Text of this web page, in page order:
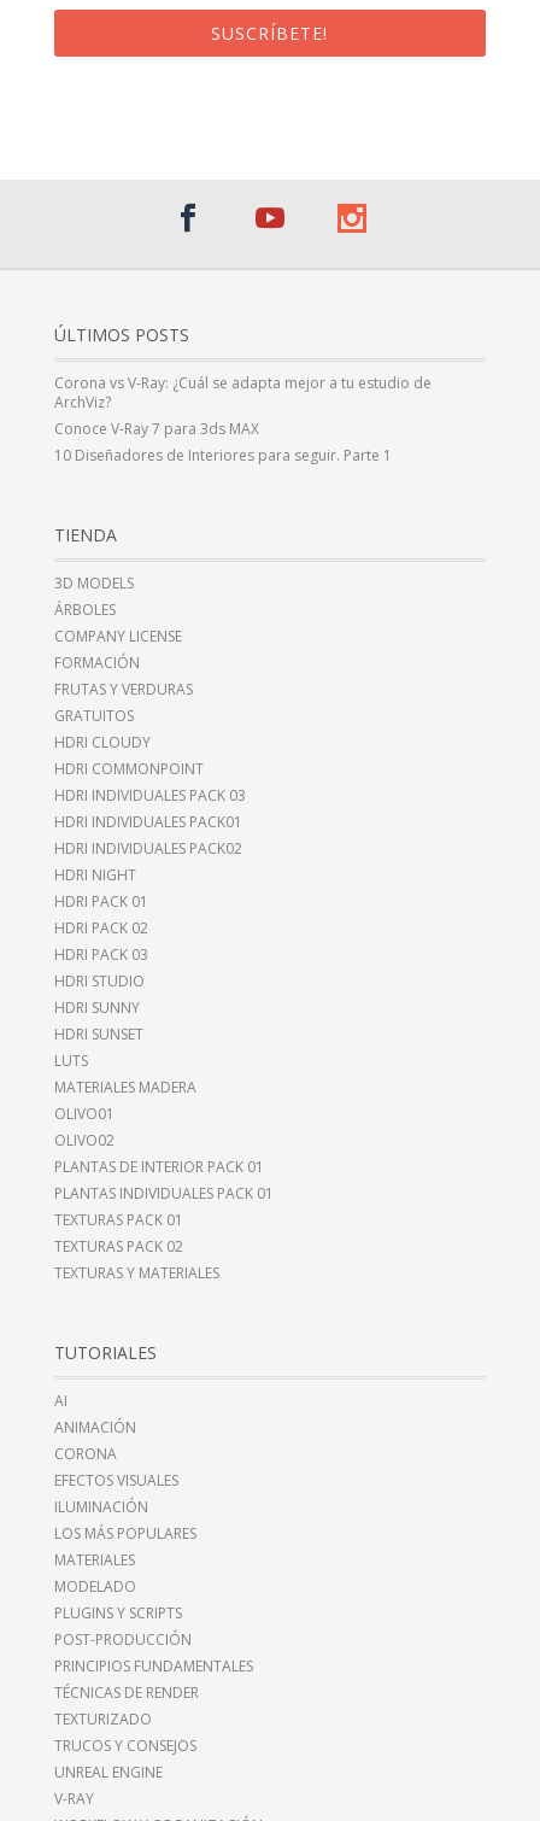
SUSCRÍBETE!
ÚLTIMOS POSTS
Corona vs V-Ray: ¿Cuál se adapta mejor a tu estudio de
ArchViz?
Conoce V-Ray 7 para 3ds MAX
10 Diseñadores de Interiores para seguir. Parte 1
TIENDA
3D MODELS
ÁRBOLES
COMPANY LICENSE
FORMACIÓN
FRUTAS Y VERDURAS
GRATUITOS
HDRI CLOUDY
HDRI COMMONPOINT
HDRI INDIVIDUALES PACK 03
HDRI INDIVIDUALES PACK01
HDRI INDIVIDUALES PACK02
HDRI NIGHT
HDRI PACK 01
HDRI PACK 02
HDRI PACK 03
HDRI STUDIO
HDRI SUNNY
HDRI SUNSET
LUTS
MATERIALES MADERA
OLIVO01
OLIVO02
PLANTAS DE INTERIOR PACK 01
PLANTAS INDIVIDUALES PACK 01
TEXTURAS PACK 01
TEXTURAS PACK 02
TEXTURAS Y MATERIALES
TUTORIALES
AI
ANIMACIÓN
CORONA
EFECTOS VISUALES
ILUMINACIÓN
LOS MÁS POPULARES
MATERIALES
MODELADO
PLUGINS Y SCRIPTS
POST-PRODUCCIÓN
PRINCIPIOS FUNDAMENTALES
TÉCNICAS DE RENDER
TEXTURIZADO
TRUCOS Y CONSEJOS
UNREAL ENGINE
V-RAY